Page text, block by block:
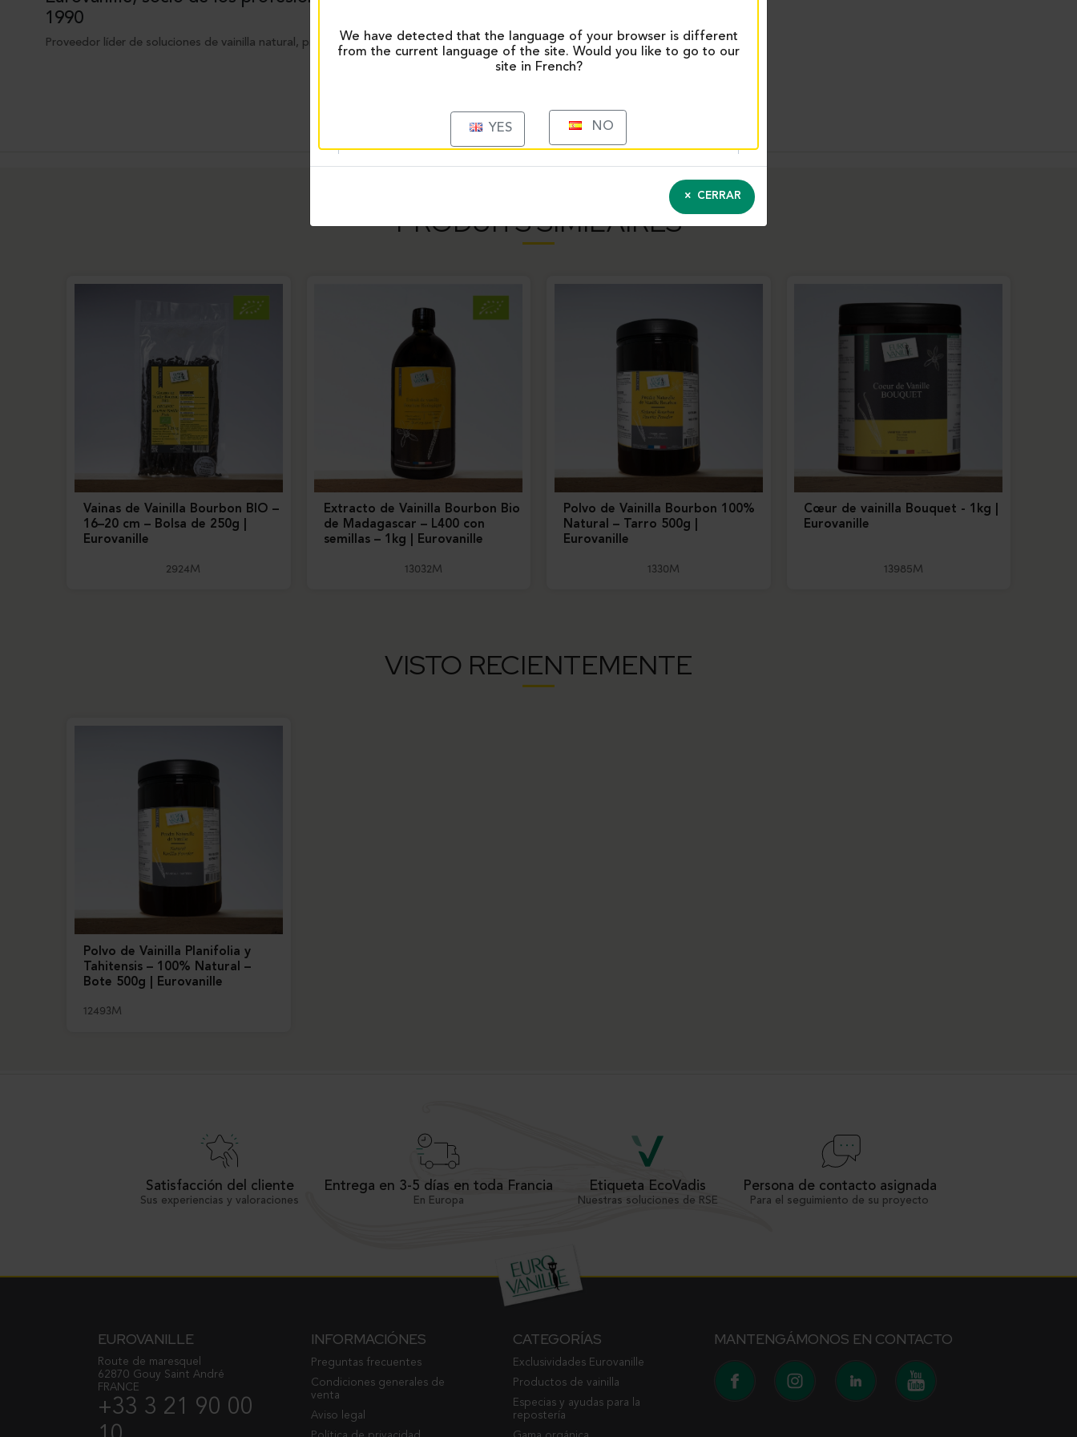
1990
Proveedor líder de soluciones de vainilla natural, procesada en Francia.
PRODUITS SIMILAIRES
Vainas de Vainilla Bourbon BIO –
16–20 cm – Bolsa de 250g |
Eurovanille
2924M
Extracto de Vainilla Bourbon Bio
de Madagascar – L400 con
semillas – 1kg | Eurovanille
13032M
Polvo de Vainilla Bourbon 100%
Natural – Tarro 500g |
Eurovanille
1330M
Cœur de vainilla Bouquet - 1kg |
Eurovanille
13985M
VISTO RECIENTEMENTE
Polvo de Vainilla Planifolia y
Tahitensis – 100% Natural –
Bote 500g | Eurovanille
12493M
Satisfacción del cliente
Sus experiencias y valoraciones
Entrega en 3-5 días en toda Francia
En Europa
Etiqueta EcoVadis
Nuestras soluciones de RSE
Persona de contacto asignada
Para el seguimiento de su proyecto
EUROVANILLE
Route de maresquel
62870 Gouy Saint André
FRANCE
+33 3 21 90 00
INFORMACIÓNES
Preguntas frecuentes
Condiciones generales de
venta
Aviso legal
CATEGORÍAS
Exclusividades Eurovanille
Productos de vainilla
Especias y ayudas para la
repostería
MANTENGÁMONOS EN CONTACTO
CERRAR
We have detected that the language of your browser is different
from the current language of the site. Would you like to go to our
site in French?
YES NO